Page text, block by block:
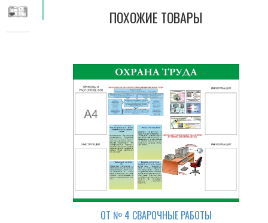
ПОХОЖИЕ ТОВАРЫ
ОТ № 4 СВАРОЧНЫЕ РАБОТЫ